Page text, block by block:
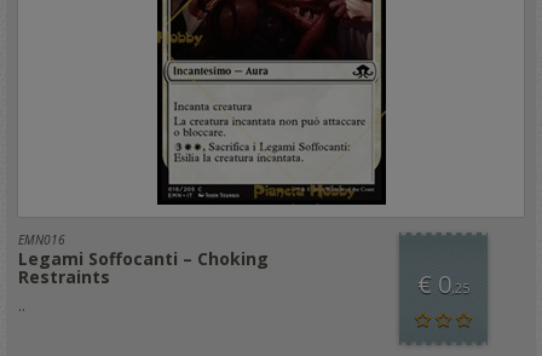
EMN016
Legami Soffocanti – Choking
Restraints
..
€ 0,25